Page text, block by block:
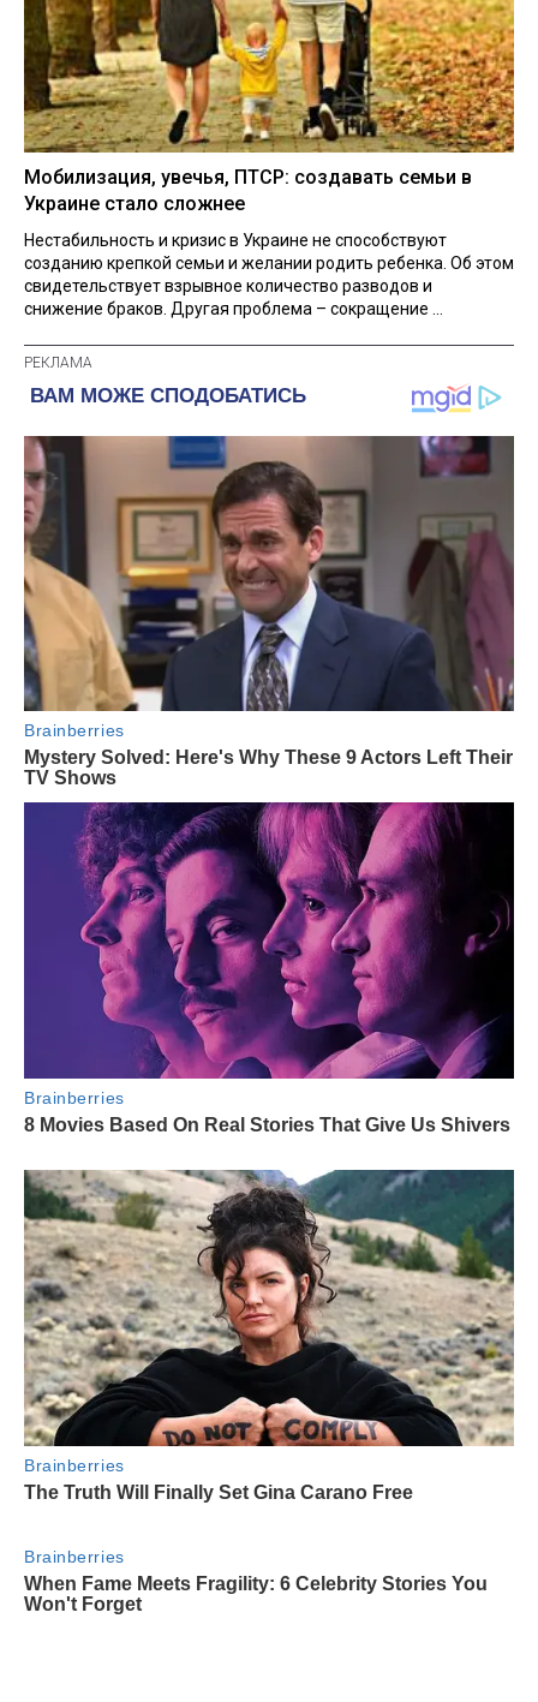
Мобилизация, увечья, ПТСР: создавать семьи в
Украине стало сложнее
Нестабильность и кризис в Украине не способствуют
созданию крепкой семьи и желании родить ребенка. Об этом
свидетельствует взрывное количество разводов и
снижение браков. Другая проблема – сокращение ...